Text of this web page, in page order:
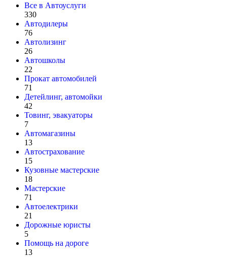
Все в Автоуслуги
330
Автодилеры
76
Автолизинг
26
Автошколы
22
Прокат автомобилей
71
Детейлинг, автомойки
42
Товинг, эвакуаторы
7
Автомагазины
13
Автострахование
15
Кузовные мастерские
18
Мастерские
71
Автоелектрики
21
Дорожные юристы
5
Помощь на дороге
13